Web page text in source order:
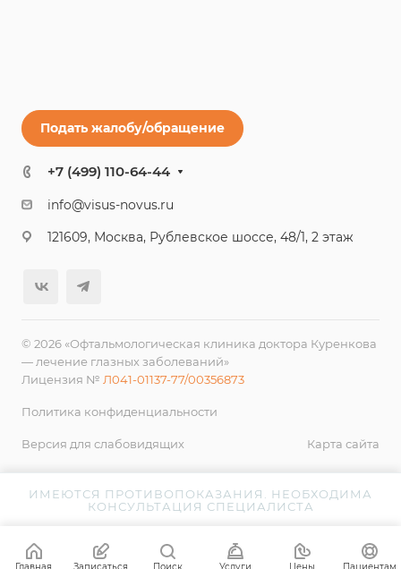
Подать жалобу/обращение
+7 (499) 110-64-44
info@visus-novus.ru
121609, Москва, Рублевское шоссе, 48/1, 2 этаж
© 2026 «Офтальмологическая клиника доктора Куренкова
— лечение глазных заболеваний»
Лицензия № Л041-01137-77/00356873
Политика конфиденциальности
Версия для слабовидящих Карта сайта
ИМЕЮТСЯ ПРОТИВОПОКАЗАНИЯ. НЕОБХОДИМА
КОНСУЛЬТАЦИЯ СПЕЦИАЛИСТА